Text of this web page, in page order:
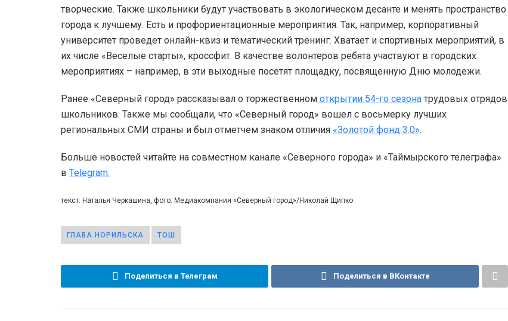
творческие. Также школьники будут участвовать в экологическом десанте и менять пространство
города к лучшему. Есть и профориентационные мероприятия. Так, например, корпоративный
университет проведет онлайн-квиз и тематический тренинг. Хватает и спортивных мероприятий, в
их числе «Веселые старты», кроссфит. В качестве волонтеров ребята участвуют в городских
мероприятиях – например, в эти выходные посетят площадку, посвященную Дню молодежи.
Ранее «Северный город» рассказывал о торжественном открытии 54-го сезона трудовых отрядов
школьников. Также мы сообщали, что «Северный город» вошел с восьмерку лучших
региональных СМИ страны и был отметчем знаком отличия «Золотой фонд 3.0».
Больше новостей читайте на совместном канале «Северного города» и «Таймырского телеграфа»
в Telegram.
текст: Наталья Черкашина, фото: Медиакомпания «Северный город»/Николай Щипко
ГЛАВА НОРИЛЬСКА ТОШ
Поделиться в Телеграм Поделиться в ВКонтакте